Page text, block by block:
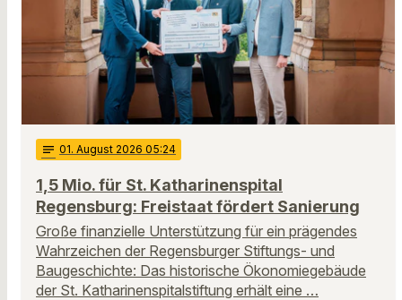
notes 01. August 2026 05:24
1,5 Mio. für St. Katharinenspital
Regensburg: Freistaat fördert Sanierung
Große finanzielle Unterstützung für ein prägendes
Wahrzeichen der Regensburger Stiftungs- und
Baugeschichte: Das historische Ökonomiegebäude
der St. Katharinenspitalstiftung erhält eine …